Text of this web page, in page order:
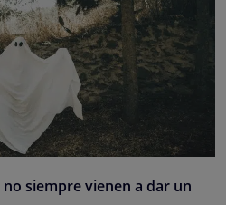
siempre vienen a dar un